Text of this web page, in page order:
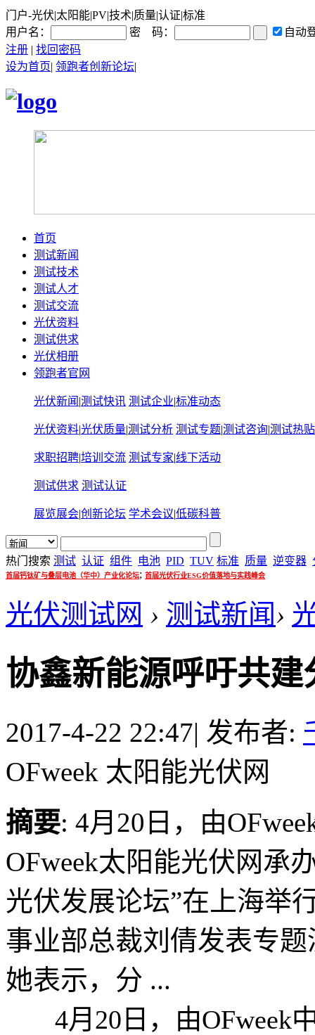
门户-光伏|太阳能|PV|技术|质量|认证|标准
用户名：
密 码：
自动
注册 | 找回密码
设为首页| 领跑者创新论坛|
首页
测试新闻
测试技术
测试人才
测试交流
光伏资料
测试供求
光伏相册
领跑者官网
光伏新闻 |测试快讯 测试企业|标准动态
光伏资料|光伏质量|测试分析 测试专题|测试咨询|测试热贴
求职招聘|培训交流 测试专家|线下活动
测试供求 测试认证
展览展会|创新论坛 学术会议|低碳科普
热门搜索 测试 认证 组件 电池 PID TUV 标准 质量 逆变器
首届钙钛矿与叠层电池（华中）产业化论坛; 首届光伏行业ESG价值落地与实践峰会
光伏测试网 › 测试新闻›
协鑫新能源呼吁共
2017-4-22 22:47| 发布者:
OFweek 太阳能光伏网
摘要: 4月20日，由
OFweek太阳能光伏网承
光伏发展论坛”在上海举
事业部总裁刘倩发表专
她表示，分 ...
4月20日，由OFweek